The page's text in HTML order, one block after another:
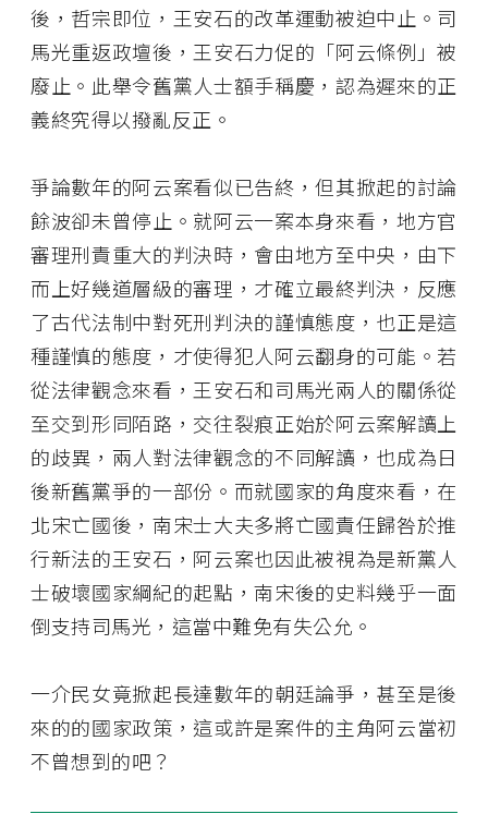
後，哲宗即位，王安石的改革運動被迫中止。司
馬光重返政壇後，王安石力促的「阿云條例」被
廢止。此舉令舊黨人士額手稱慶，認為遲來的正
義終究得以撥亂反正。
爭論數年的阿云案看似已告終，但其掀起的討論
餘波卻未曾停止。就阿云一案本身來看，地方官
審理刑責重大的判決時，會由地方至中央，由下
而上好幾道層級的審理，才確立最終判決，反應
了古代法制中對死刑判決的謹慎態度，也正是這
種謹慎的態度，才使得犯人阿云翻身的可能。若
從法律觀念來看，王安石和司馬光兩人的關係從
至交到形同陌路，交往裂痕正始於阿云案解讀上
的歧異，兩人對法律觀念的不同解讀，也成為日
後新舊黨爭的一部份。而就國家的角度來看，在
北宋亡國後，南宋士大夫多將亡國責任歸咎於推
行新法的王安石，阿云案也因此被視為是新黨人
士破壞國家綱紀的起點，南宋後的史料幾乎一面
倒支持司馬光，這當中難免有失公允。
一介民女竟掀起長達數年的朝廷論爭，甚至是後
來的的國家政策，這或許是案件的主角阿云當初
不曾想到的吧？